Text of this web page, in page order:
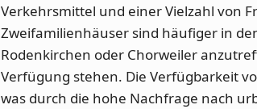
Verkehrsmittel und einer Vielzahl von
Zweifamilienhäuser sind häufiger in
Rodenkirchen oder Chorweiler
Verfügung stehen. Die Verfügbarkeit
was durch die hohe Nachfrage nach